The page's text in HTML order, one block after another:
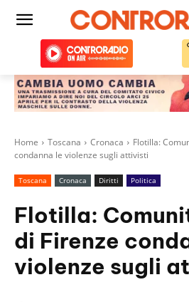
Home Toscana Cronaca
Flotilla:
condanna le violenze sugli attivisti
Toscana Cronaca Diritti Politica
Flotilla:
di Firenze
violenze sugli